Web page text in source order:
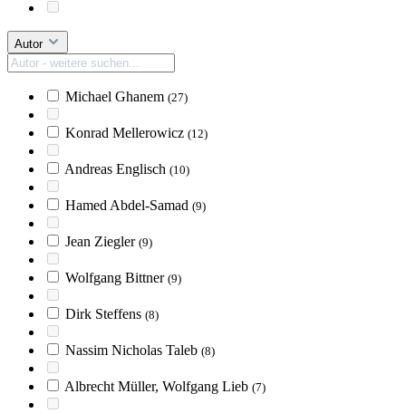
Autor
Michael Ghanem (27)
Konrad Mellerowicz (12)
Andreas Englisch (10)
Hamed Abdel-Samad (9)
Jean Ziegler (9)
Wolfgang Bittner (9)
Dirk Steffens (8)
Nassim Nicholas Taleb (8)
Albrecht Müller, Wolfgang Lieb (7)